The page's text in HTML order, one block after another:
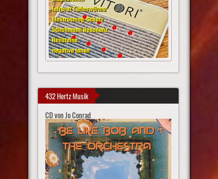
432 Hertz Musik
CD von Jo Conrad